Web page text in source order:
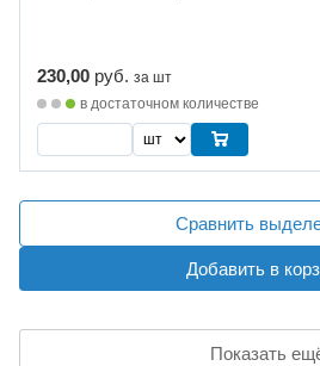
230,00 руб. за шт
в достаточном количестве
Сравнить
Добавить в
Показать